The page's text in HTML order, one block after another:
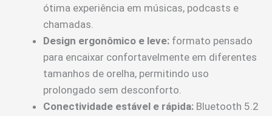
ótima experiência em músicas, podcasts e
chamadas.
Design ergonômico e leve: formato pensado
para encaixar confortavelmente em diferentes
tamanhos de orelha, permitindo uso
prolongado sem desconforto.
Conectividade estável e rápida: Bluetooth 5.2